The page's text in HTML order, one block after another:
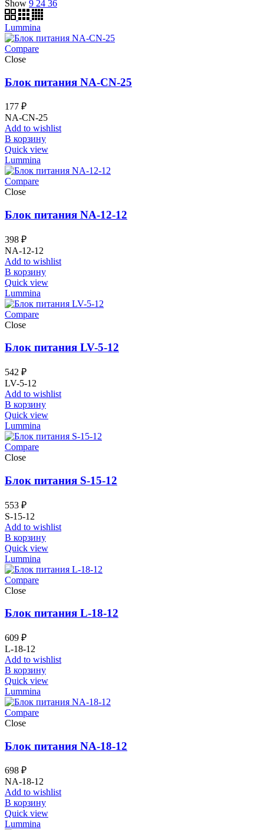
Show 9 24 36
Lummina
Compare
Close
Блок питания NA-CN-25
177 ₽
NA-CN-25
Add to wishlist
В корзину
Quick view
Lummina
Compare
Close
Блок питания NA-12-12
398 ₽
NA-12-12
Add to wishlist
В корзину
Quick view
Lummina
Compare
Close
Блок питания LV-5-12
542 ₽
LV-5-12
Add to wishlist
В корзину
Quick view
Lummina
Compare
Close
Блок питания S-15-12
553 ₽
S-15-12
Add to wishlist
В корзину
Quick view
Lummina
Compare
Close
Блок питания L-18-12
609 ₽
L-18-12
Add to wishlist
В корзину
Quick view
Lummina
Compare
Close
Блок питания NA-18-12
698 ₽
NA-18-12
Add to wishlist
В корзину
Quick view
Lummina